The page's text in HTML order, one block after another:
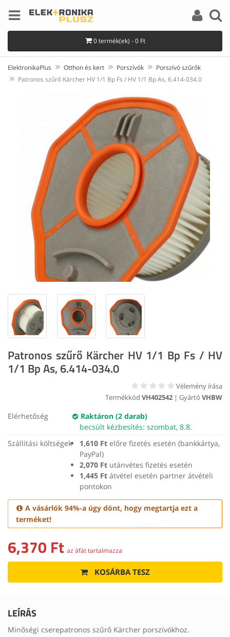
0 termék(ek) - 0 Ft
ElektronikaPlus Otthon és kert Porszívók
Porszívó szűrők
Patronos szűrő Kärcher HV 1/1 Bp Fs / HV 1/1 Bp As, 6.414-034.0
Patronos szűrő Kärcher HV 1/1 Bp Fs / HV
1/1 Bp As, 6.414-034.0
Vélemény írása
Termékkód VH402542 | Gyártó VHBW
Elérhetőség
Raktáron (2 darab)
becsült kézbesítés: szombat, 8.8.
Szállítási költségek
1,610 Ft előre fizetés esetén (bankkártya,
PayPal)
2,070 Ft utánvétes fizetés esetén
1,445 Ft átvétel esetén partner átvételi
pontokon
A vásárlók 94%-a úgy dönt, hogy megtartja ezt a
terméket!
6,370 Ft az áfát tartalmazza
KOSÁRBA TESZ
LEÍRÁS
Minőségi cserepatronos szűrő Kärcher porszívókhoz.